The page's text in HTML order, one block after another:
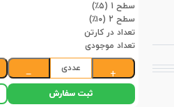
سطح 1 (۵٪)
سطح 2 (۱۰٪)
تعداد در کارتن
تعداد موجودی
+
عددی
−
ثبت سفارش